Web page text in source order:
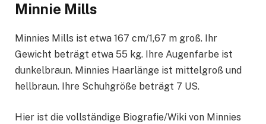
Minnie Mills
Minnies Mills ist etwa 167 cm/1,67 m groß. Ihr
Gewicht beträgt etwa 55 kg. Ihre Augenfarbe ist
dunkelbraun. Minnies Haarlänge ist mittelgroß und
hellbraun. Ihre Schuhgröße beträgt 7 US.
Hier ist die vollständige Biografie/Wiki von Minnies